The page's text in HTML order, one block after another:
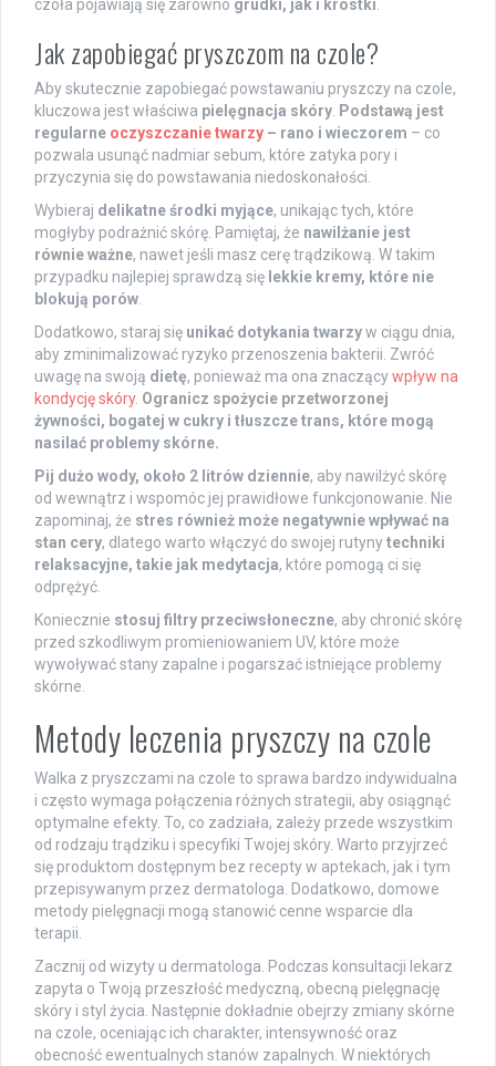
czoła pojawiają się zarówno grudki, jak i krostki
Jak zapobiegać pryszczom na czole?
Aby skutecznie zapobiegać powstawaniu pryszczy na czole,
kluczowa jest właściwa pielęgnacja skóry Podstawą jest
regularne oczyszczanie twarzy – rano i wieczorem – co
pozwala usunąć nadmiar sebum, które zatyka pory i
przyczynia się do powstawania niedoskonałości.
Wybieraj delikatne środki myjące, unikając tych, które
mogłyby podrażnić skórę. Pamiętaj, że nawilżanie jest
równie ważne, nawet jeśli masz cerę trądzikową. W takim
przypadku najlepiej sprawdzą się lekkie kremy, które nie
blokują porów
Dodatkowo, staraj się unikać dotykania twarzyw ciągu dnia,
aby zminimalizować ryzyko przenoszenia bakterii. Zwróć
uwagę na swoją dietę, ponieważ ma ona znaczącywpływ na
kondycję skóry. Ogranicz spożycie przetworzonej
żywności, bogatej w cukry i tłuszcze trans, które mogą
nasilać problemy skórne.
Pij dużo wody, około 2 litrów dziennie, aby nawilżyć skórę
od wewnątrz i wspomóc jej prawidłowe funkcjonowanie. Nie
zapominaj, że stres również może negatywnie wpływać na
stan cery, dlatego warto włączyć do swojej rutynytechniki
relaksacyjne, takie jak medytacja, które pomogą ci się
odprężyć.
Koniecznie stosuj filtry przeciwsłoneczne, aby chronić skórę
przed szkodliwym promieniowaniem UV, które może
wywoływać stany zapalne i pogarszać istniejące problemy
skórne.
Metody leczenia pryszczy na czole
Walka z pryszczami na czole to sprawa bardzo indywidualna
i często wymaga połączenia różnych strategii, aby osiągnąć
optymalne efekty. To, co zadziała, zależy przede wszystkim
od rodzaju trądziku i specyfiki Twojej skóry. Warto przyjrzeć
się produktom dostępnym bez recepty w aptekach, jak i tym
przepisywanym przez dermatologa. Dodatkowo, domowe
metody pielęgnacji mogą stanowić cenne wsparcie dla
terapii.
Zacznij od wizyty u dermatologa. Podczas konsultacji lekarz
zapyta o Twoją przeszłość medyczną, obecną pielęgnację
skóry i styl życia. Następnie dokładnie obejrzy zmiany skórne
na czole, oceniając ich charakter, intensywność oraz
obecność ewentualnych stanów zapalnych. W niektórych